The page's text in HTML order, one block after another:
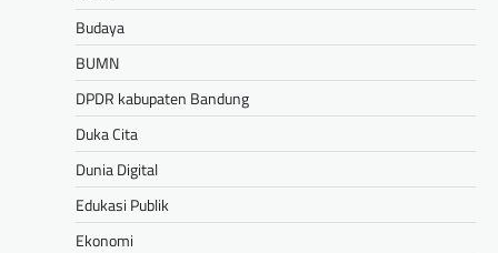
Budaya
BUMN
DPDR kabupaten Bandung
Duka Cita
Dunia Digital
Edukasi Publik
Ekonomi